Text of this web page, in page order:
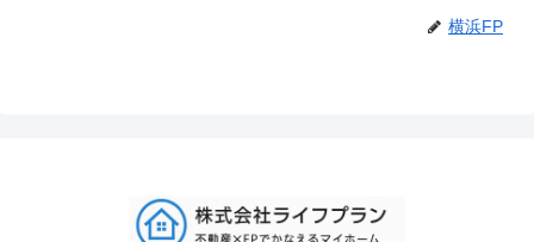
横浜FP